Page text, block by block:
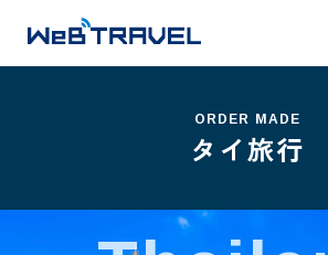
ORDER MADE
タイ旅行